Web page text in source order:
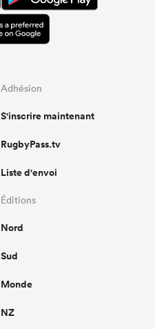
Adhésion
S'inscrire maintenant
RugbyPass.tv
Liste d'envoi
Éditions
Nord
Sud
Monde
NZ